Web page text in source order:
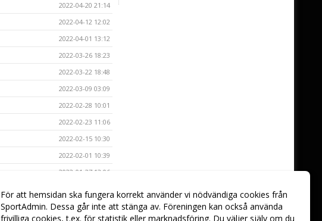
2022-04-20 21:14
2022-04-12 12:02
2022-04-01 13:12
2022-03-26 18:23
2022-03-22 18:48
2022-03-09 03:09
2022-02-28 10:01
2022-02-23 11:06
2022-02-15 10:30
2022-02-01 10:39
2022-01-27 13:06
2022-01-13 14:32
För att hemsidan ska fungera korrekt använder vi nödvändiga cookies från
SportAdmin. Dessa går inte att stänga av. Föreningen kan också använda
frivilliga cookies, t.ex. för statistik eller marknadsföring. Du väljer själv om du